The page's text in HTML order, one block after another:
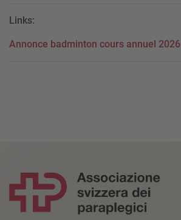
Links:
Annonce badminton cours annuel 2026